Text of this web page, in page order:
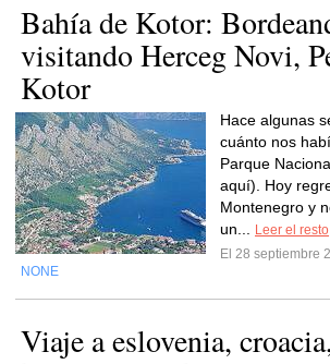
Bahía de Kotor:
visitando Herceg Novi,
Kotor
Hace algunas
cuánto nos
Parque
aquí). Hoy
Montenegro y
un...
Leer el resto
El 28 septiembre
NONE
Viaje a eslovenia,